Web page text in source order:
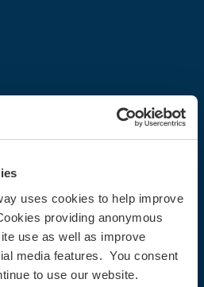
uses cookies to help improve
providing anonymous
use as well as improve
media features. You consent
to use our website.